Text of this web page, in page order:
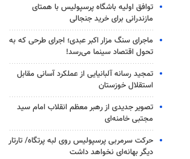
توافق اولیه باشگاه پرسپولیس با همتای
مازندرانی برای خرید جنجالی
ماجرای سنگ مزار اکبر عبدی؛ اجرای طرحی که به
تحول اقتصاد سینما می‌رسد!
تمجید رسانه آلبانیایی از عملکرد آسانی مقابل
استقلال خوزستان
تصویر جدیدی از رهبر معظم انقلاب امام سید
مجتبی خامنه‌ای
حرکت سرمربی پرسپولیس روی لبه پرتگاه/ تارتار
دیگر بهانه‌ای نخواهد داشت